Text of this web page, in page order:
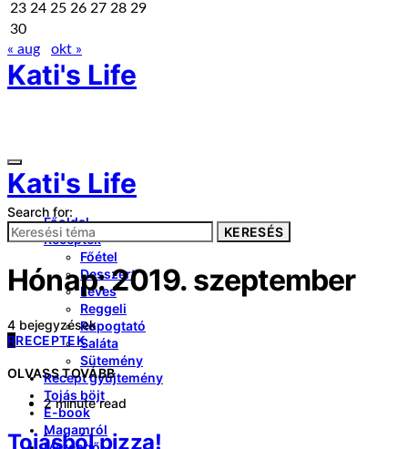
23 24 25 26 27 28 29
30
« aug
okt »
Kati's Life
Kati's Life
Főoldal
Receptek
Főétel
Desszert
Leves
Reggeli
Ropogtató
Saláta
Sütemény
Recept gyűjtemény
Tojás böjt
E-book
Magamról
Search for:
KERESÉS
Hónap:2019. szeptember
4 bejegyzések
RRECEPTEK
OLVASS TOVÁBB
2 minute read
Tojásból pizza!